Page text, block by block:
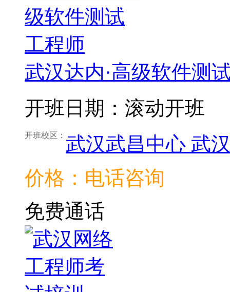
武汉达内·高级软件测
开班日期：滚动开班
开班校区： 武汉武昌中心 武
价格：电话咨询
免费通话